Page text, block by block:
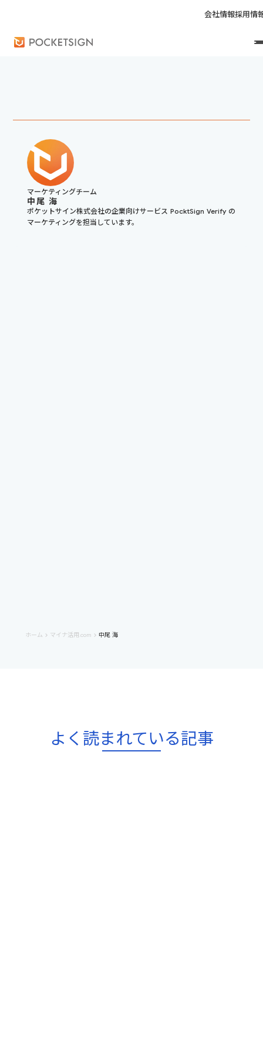
マーケティングチーム
中尾 海
ポケットサイン株式会社の企業向けサービス PocktSign Verify の
マーケティングを担当しています。
ホーム keyboard_arrow_right マイナ活用.com keyboard_arrow_right 中尾 海
よく読まれている記事
会社情報採用情